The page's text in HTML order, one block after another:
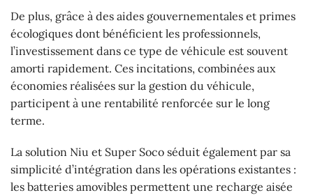
De plus, grâce à des aides gouvernementales et primes
écologiques dont bénéficient les professionnels,
l’investissement dans ce type de véhicule est souvent
amorti rapidement. Ces incitations, combinées aux
économies réalisées sur la gestion du véhicule,
participent à une rentabilité renforcée sur le long
terme.
La solution Niu et Super Soco séduit également par sa
simplicité d’intégration dans les opérations existantes :
les batteries amovibles permettent une recharge aisée